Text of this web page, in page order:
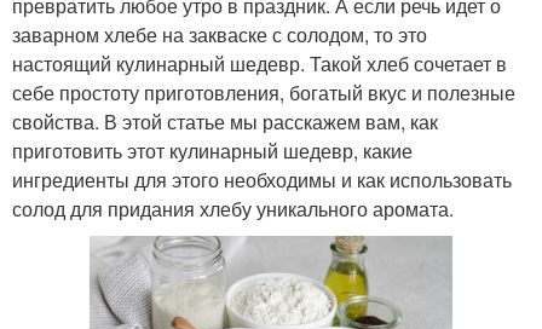
превратить любое утро в праздник. А если речь идет о
заварном хлебе на закваске с солодом, то это
настоящий кулинарный шедевр. Такой хлеб сочетает в
себе простоту приготовления, богатый вкус и полезные
свойства. В этой статье мы расскажем вам, как
приготовить этот кулинарный шедевр, какие
ингредиенты для этого необходимы и как использовать
солод для придания хлебу уникального аромата.